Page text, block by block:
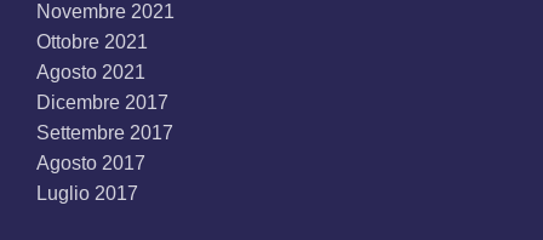
Novembre 2021
Ottobre 2021
Agosto 2021
Dicembre 2017
Settembre 2017
Agosto 2017
Luglio 2017